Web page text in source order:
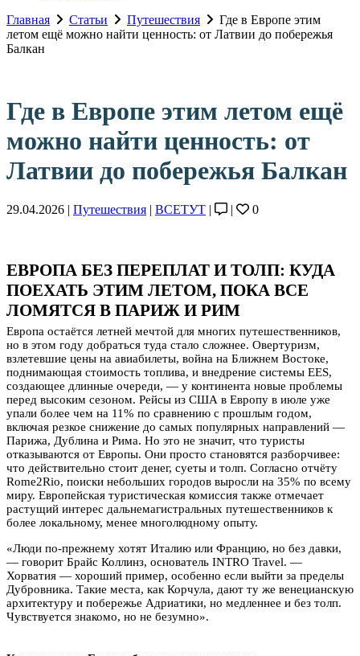
Главная
Статьи Путешествия
Где в Европе этим
летом ещё можно найти ценность: от Латвии до побережья
Балкан
Где в Европе этим летом ещё
можно найти ценность: от
Латвии до побережья Балкан
29.04.2026 | Путешествия | ВСЕТУТ | | 0
ЕВРОПА БЕЗ ПЕРЕПЛАТ И ТОЛП: КУДА
ПОЕХАТЬ ЭТИМ ЛЕТОМ, ПОКА ВСЕ
ЛОМЯТСЯ В ПАРИЖ И РИМ
Европа остаётся летней мечтой для многих путешественников,
но в этом году добраться туда стало сложнее. Овертуризм,
взлетевшие цены на авиабилеты, война на Ближнем Востоке,
поднимающая стоимость топлива, и внедрение системы EES,
создающее длинные очереди, — у континента новые проблемы
перед высоким сезоном. Рейсы из США в Европу в июле уже
упали более чем на 11% по сравнению с прошлым годом,
включая резкое снижение до самых популярных направлений —
Парижа, Дублина и Рима. Но это не значит, что туристы
отказываются от Европы. Они просто становятся разборчивее:
что действительно стоит денег, суеты и толп. Согласно отчёту
Rome2Rio, поиски небольших городов выросли на 35% по всему
миру. Европейская туристическая комиссия также отмечает
растущий интерес дальнемагистральных путешественников к
более локальному, менее многолюдному опыту.
«Люди по-прежнему хотят Италию или Францию, но без давки,
— говорит Брайс Коллинз, основатель INTRO Travel. —
Хорватия — хороший пример, особенно если выйти за пределы
Дубровника. Такие места, как Корчула, дают ту же венецианскую
архитектуру и побережье Адриатики, но медленнее и без толп.
Чувствуется знакомо, но не безумно».